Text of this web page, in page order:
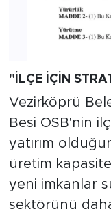
"İLÇE İÇİN
Vezirköprü
Besi OSB'nin
yatırım
üretim
yeni imkanlar
sektörünü